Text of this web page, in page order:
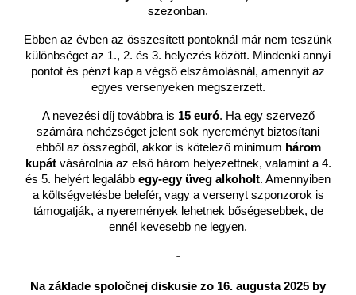
szezonban.
Ebben az évben az összesített pontoknál már nem teszünk
különbséget az 1., 2. és 3. helyezés között. Mindenki annyi
pontot és pénzt kap a végső elszámolásnál, amennyit az
egyes versenyeken megszerzett.
A nevezési díj továbbra is 15 euró. Ha egy szervező
számára nehézséget jelent sok nyereményt biztosítani
ebből az összegből, akkor is kötelező minimum három
kupátvásárolnia az első három helyezettnek, valamint a 4.
és 5. helyért legalább egy-egy üveg alkoholt. Amennyiben
a költségvetésbe belefér, vagy a versenyt szponzorok is
támogatják, a nyeremények lehetnek bőségesebbek, de
ennél kevesebb ne legyen.
-
Na základe spoločnej diskusie zo 16. augusta 2025 by